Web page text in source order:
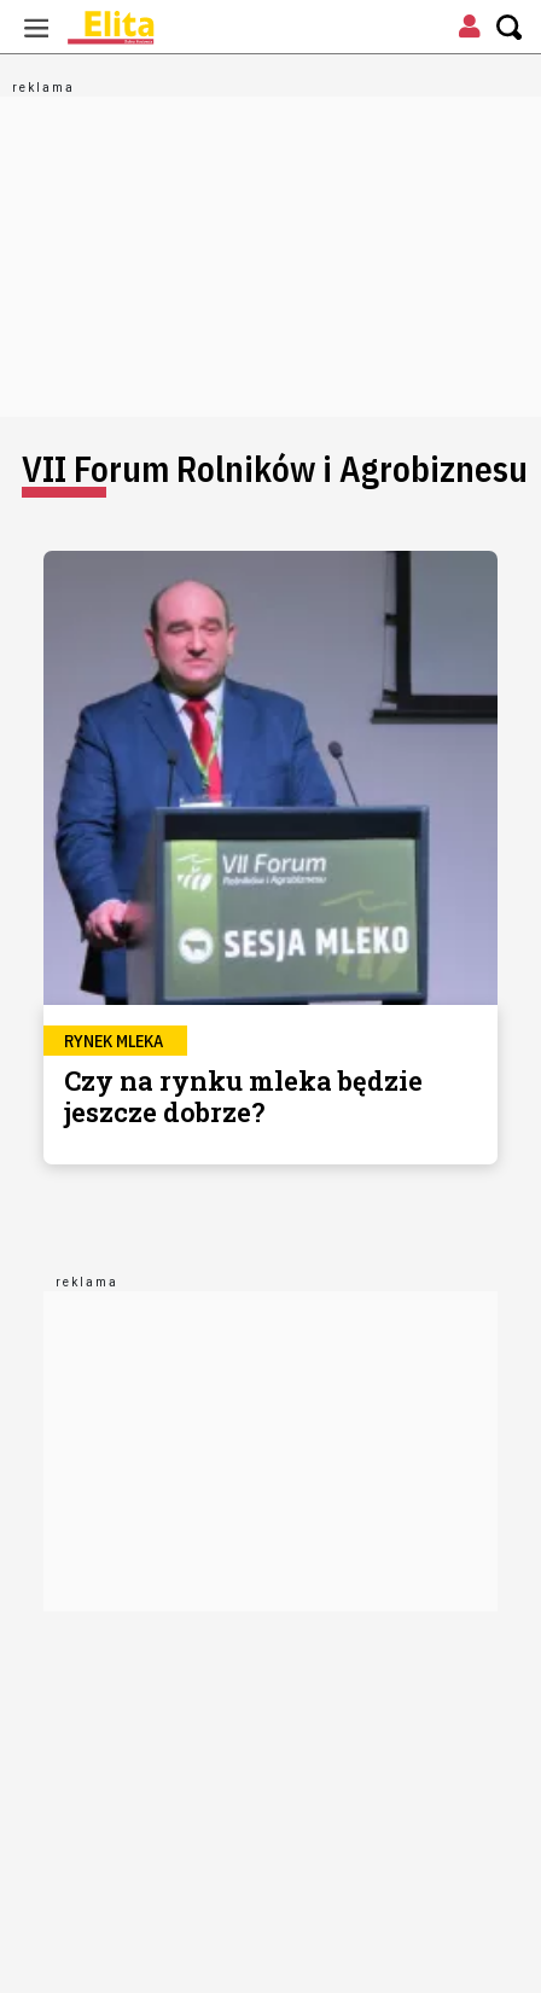
VII Forum Rolników i Agrobiznesu
RYNEK MLEKA
Czy na rynku mleka będzie
jeszcze dobrze?